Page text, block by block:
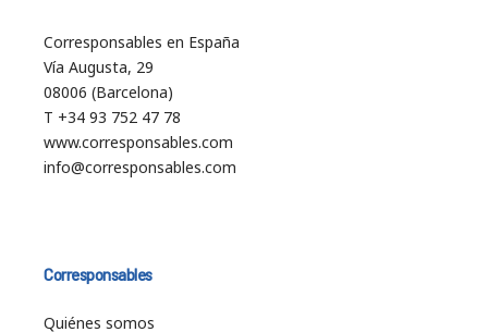
Corresponsables en España
Vía Augusta, 29
08006 (Barcelona)
T +34 93 752 47 78
www.corresponsables.com
info@corresponsables.com
Corresponsables
Quiénes somos